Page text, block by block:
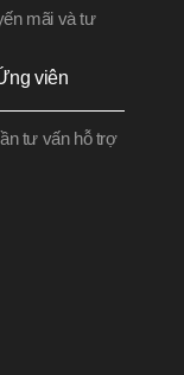
mãi và tư
viên
tư vấn hỗ trợ